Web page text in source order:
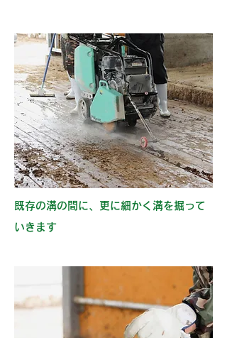
既存の溝の間に、更に細かく溝を掘って
いきます